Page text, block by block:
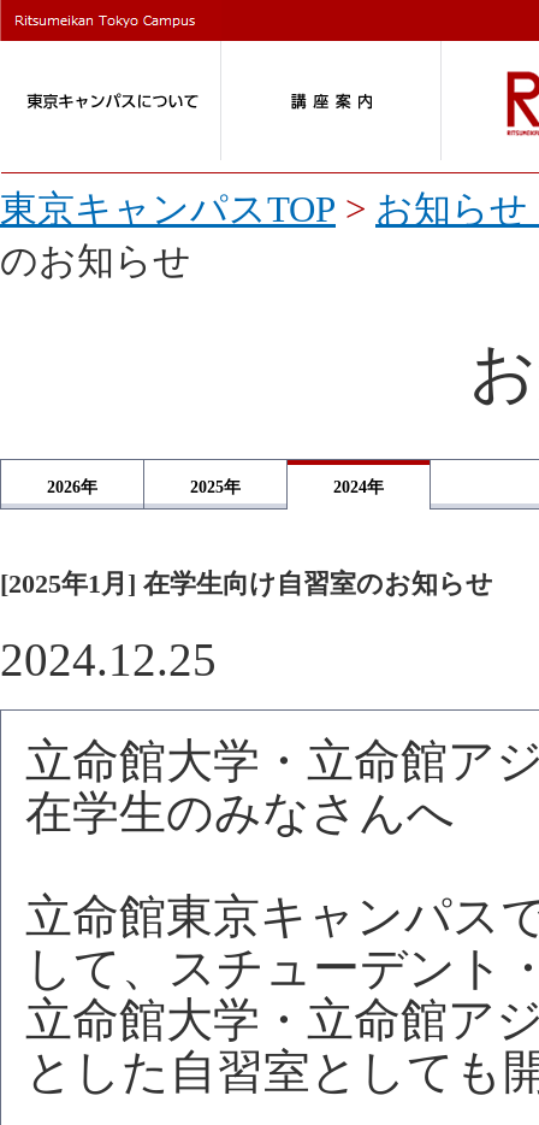
東京キャンパスTOP > お知らせ
のお知らせ
2026年 2025年 2024年
[2025年1月] 在学生向け自習室のお知らせ
2024.12.25
立命館大学・立命館ア
在学生のみなさんへ
立命館東京キャンパス
して、スチューデント
立命館大学・立命館ア
とした自習室としても